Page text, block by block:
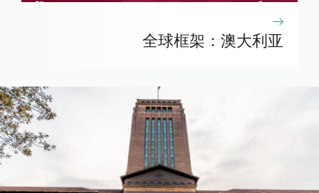
全球框架：澳大利亚